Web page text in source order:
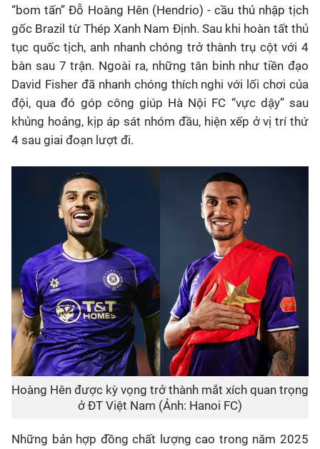
“bom tấn” Đỗ Hoàng Hên (Hendrio) - cầu thủ nhập tịch
gốc Brazil từ Thép Xanh Nam Định. Sau khi hoàn tất thủ
tục quốc tịch, anh nhanh chóng trở thành trụ cột với 4
bàn sau 7 trận. Ngoài ra, những tân binh như tiền đạo
David Fisher đã nhanh chóng thích nghi với lối chơi của
đội, qua đó góp công giúp Hà Nội FC “vực dậy” sau
khủng hoảng, kịp áp sát nhóm đầu, hiện xếp ở vị trí thứ
4 sau giai đoạn lượt đi.
Hoàng Hên được kỳ vọng trở thành mắt xích quan trọng
ở ĐT Việt Nam (Ảnh: Hanoi FC)
Những bản hợp đồng chất lượng cao trong năm 2025